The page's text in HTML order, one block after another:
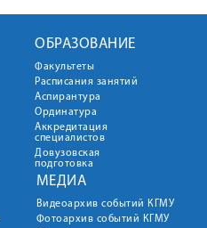
ОБРАЗОВАНИЕ
Факультеты
Расписания занятий
Аспирантура
Ординатура
Аккредитация
специалистов
Довузовская
подготовка
МЕДИА
Видеоархив событий КГМУ
Фотоархив событий КГМУ